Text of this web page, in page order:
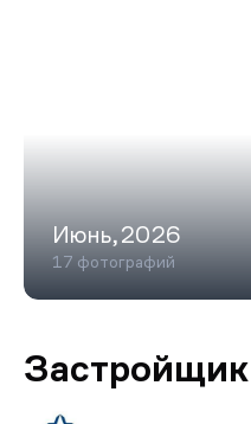
Июнь,2026
17 фотографий
Застройщик